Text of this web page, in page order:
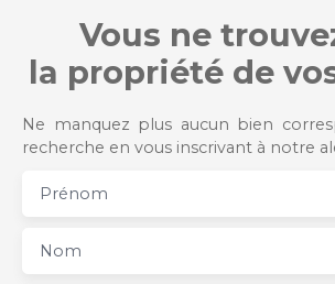
Vous ne
la propriété de
Ne manquez plus aucun bien
recherche en vous inscrivant à notre
Prénom
Nom